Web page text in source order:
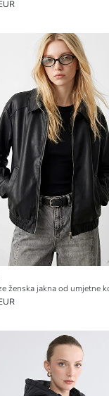
ženska jakna od umjetne